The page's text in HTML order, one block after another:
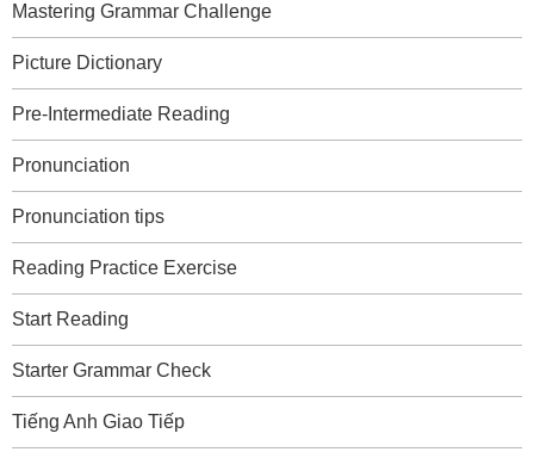
Mastering Grammar Challenge
Picture Dictionary
Pre-Intermediate Reading
Pronunciation
Pronunciation tips
Reading Practice Exercise
Start Reading
Starter Grammar Check
Tiếng Anh Giao Tiếp